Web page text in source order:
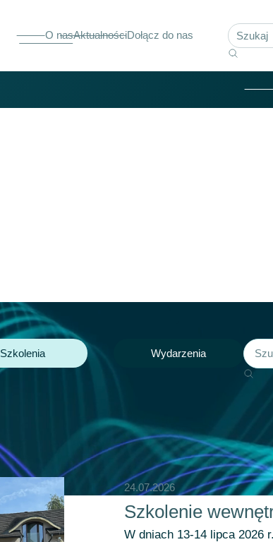
O nasAktualnościDołącz do nas
Szkolenia Wydarzenia
24.07.2026
Szkolenie
W dniach 13-14 lipca 2026